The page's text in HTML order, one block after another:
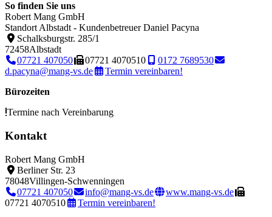
So finden Sie uns
Robert Mang GmbH
Standort Albstadt - Kundenbetreuer Daniel Pacyna
Schalksburgstr. 285/1
72458Albstadt
07721 407050
07721 4070510
0172 7689530
d.pacyna@mang-vs.de
Termin vereinbaren!
Bürozeiten
Termine nach Vereinbarung
Kontakt
Robert Mang GmbH
Berliner Str. 23
78048Villingen-Schwenningen
07721 407050
info@mang-vs.de
www.mang-vs.de
07721 4070510
Termin vereinbaren!